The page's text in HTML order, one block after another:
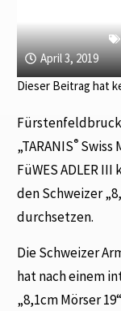
April 3, 2019
Dieser Beitrag hat
Fürstenfeldbruck,
„TARANIS® Swiss
FüWES ADLER
den Schweizer
durchsetzen.
Die Schweizer
hat nach einem
„8,1cm Mörser